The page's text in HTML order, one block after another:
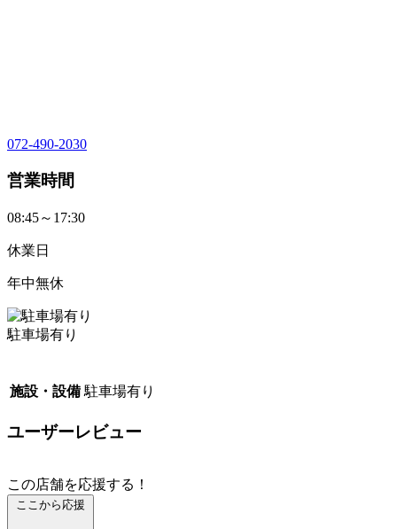
072-490-2030
営業時間
08:45～17:30
休業日
年中無休
駐車場有り
施設・設備 駐車場有り
ユーザーレビュー
この店舗を応援する！
ここから応援